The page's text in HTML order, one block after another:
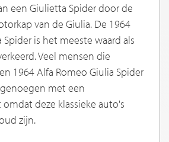
een Giulietta Spider door de
van de Giulia. De 1964
is het meeste waard als
Veel mensen die
1964 Alfa Romeo Giulia Spider
met een
deze klassieke auto's
zijn.